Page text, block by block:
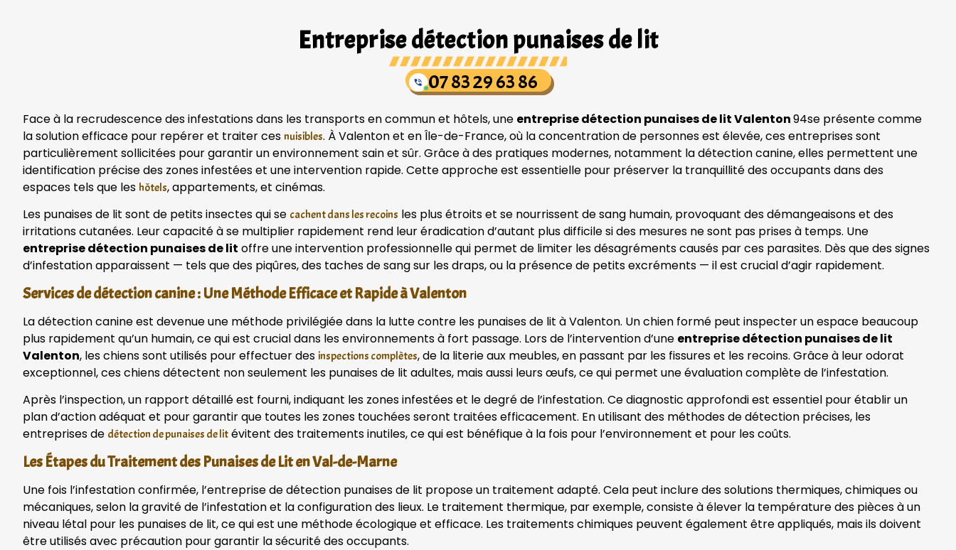
Entreprise détection punaises de lit
07 83 29 63 86
Face à la recrudescence des infestations dans les transports en commun et hôtels, une entreprise détection punaises de lit Valenton94se présente comme
la solution efficace pour repérer et traiter ces nuisibles. À Valenton et en Île-de-France, où la concentration de personnes est élevée, ces entreprises sont
particulièrement sollicitées pour garantir un environnement sain et sûr. Grâce à des pratiques modernes, notamment la détection canine, elles permettent une
identification précise des zones infestées et une intervention rapide. Cette approche est essentielle pour préserver la tranquillité des occupants dans des
espaces tels que les hôtels, appartements, et cinémas.
Les punaises de lit sont de petits insectes qui se cachent dans les recoins les plus étroits et se nourrissent de sang humain, provoquant des démangeaisons et des
irritations cutanées. Leur capacité à se multiplier rapidement rend leur éradication d’autant plus difficile si des mesures ne sont pas prises à temps. Une
entreprise détection punaises de lit offre une intervention professionnelle qui permet de limiter les désagréments causés par ces parasites. Dès que des signes
d’infestation apparaissent — tels que des piqûres, des taches de sang sur les draps, ou la présence de petits excréments — il est crucial d’agir rapidement.
Services de détection canine : Une Méthode Efficace et Rapide à Valenton
La détection canine est devenue une méthode privilégiée dans la lutte contre les punaises de lit à Valenton. Un chien formé peut inspecter un espace beaucoup
plus rapidement qu’un humain, ce qui est crucial dans les environnements à fort passage. Lors de l’intervention d’une entreprise détection punaises de lit
Valenton, les chiens sont utilisés pour effectuer des inspections complètes, de la literie aux meubles, en passant par les fissures et les recoins. Grâce à leur odorat
exceptionnel, ces chiens détectent non seulement les punaises de lit adultes, mais aussi leurs œufs, ce qui permet une évaluation complète de l’infestation.
Après l’inspection, un rapport détaillé est fourni, indiquant les zones infestées et le degré de l’infestation. Ce diagnostic approfondi est essentiel pour établir un
plan d’action adéquat et pour garantir que toutes les zones touchées seront traitées efficacement. En utilisant des méthodes de détection précises, les
entreprises de détection de punaises de lit évitent des traitements inutiles, ce qui est bénéfique à la fois pour l’environnement et pour les coûts.
Les Étapes du Traitement des Punaises de Lit en Val-de-Marne
Une fois l’infestation confirmée, l’entreprise de détection punaises de lit propose un traitement adapté. Cela peut inclure des solutions thermiques, chimiques ou
mécaniques, selon la gravité de l’infestation et la configuration des lieux. Le traitement thermique, par exemple, consiste à élever la température des pièces à un
niveau létal pour les punaises de lit, ce qui est une méthode écologique et efficace. Les traitements chimiques peuvent également être appliqués, mais ils doivent
être utilisés avec précaution pour garantir la sécurité des occupants.